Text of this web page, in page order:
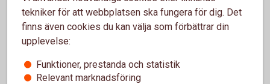
Påverkas du som
fastighetsägare av de nya EU-
direktiven?
tekniker för att webbplatsen ska fungera för dig. Det
finns även cookies du kan välja som förbättrar din
upplevelse:
Funktioner, prestanda och statistik
Relevant marknadsföring